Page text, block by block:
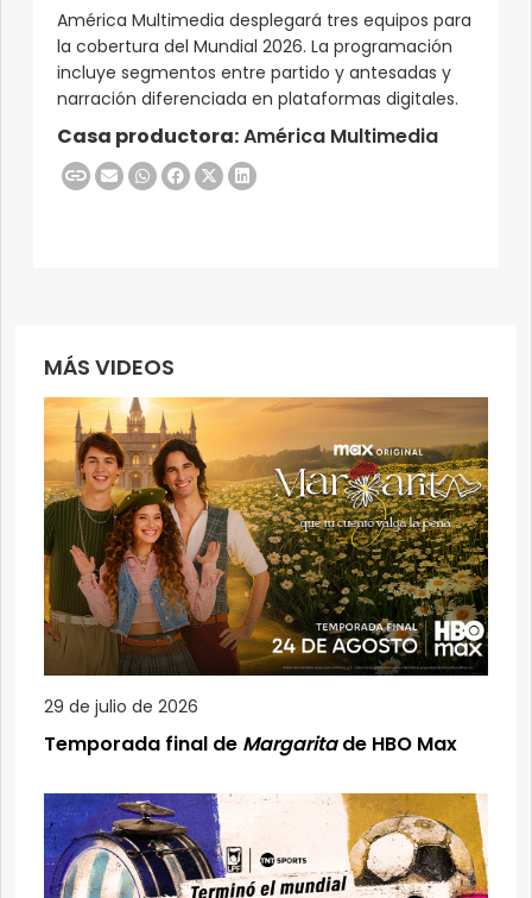
América Multimedia desplegará tres equipos para
la cobertura del Mundial 2026. La programación
incluye segmentos entre partido y antesadas y
narración diferenciada en plataformas digitales.
Casa productora:América Multimedia
MÁS VIDEOS
29 de julio de 2026
Temporada final de Margaritade HBO Max